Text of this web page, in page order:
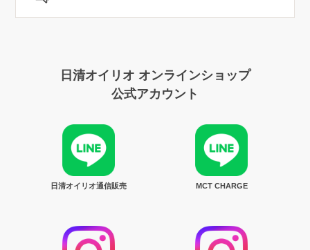
日清オイリオ オンラインショップ
公式アカウント
日清オイリオ通信販売 MCT CHARGE